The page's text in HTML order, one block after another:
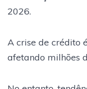
2026.
A crise de crédito é
afetando milhões